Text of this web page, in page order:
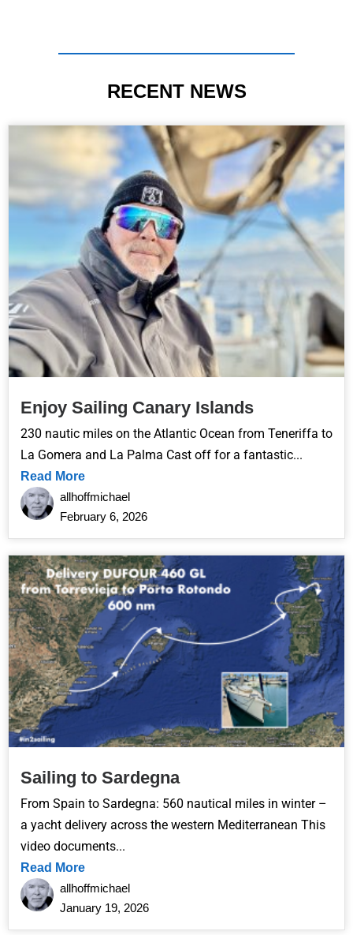
RECENT NEWS
Enjoy Sailing Canary Islands
230 nautic miles on the Atlantic Ocean from Teneriffa to
La Gomera and La Palma Cast off for a fantastic...
Read More
allhoffmichael
February 6, 2026
Sailing to Sardegna
From Spain to Sardegna: 560 nautical miles in winter –
a yacht delivery across the western Mediterranean This
video documents...
Read More
allhoffmichael
January 19, 2026